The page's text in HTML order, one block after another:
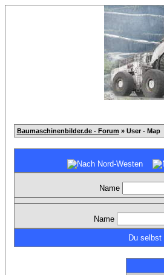
Baumaschinenbilder.de - Forum » User - Map
Name
Name
Du selbst